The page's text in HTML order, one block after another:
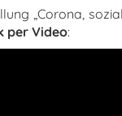
„Corona,
per Video: